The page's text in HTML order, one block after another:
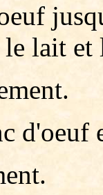
le lait et
d'oeuf